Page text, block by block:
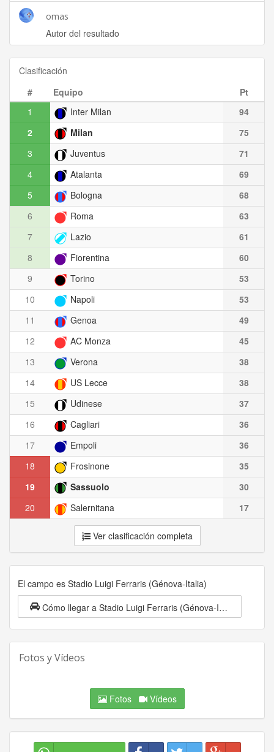
omas
Autor del resultado
Clasificación
#
Equipo
Pt
1
Inter Milan
94
2
Milan
75
3
Juventus
71
4
Atalanta
69
5
Bologna
68
6
Roma
63
7
Lazio
61
8
Fiorentina
60
9
Torino
53
10
Napoli
53
11
Genoa
49
12
AC Monza
45
13
Verona
38
14
US Lecce
38
15
Udinese
37
16
Cagliari
36
17
Empoli
36
18
Frosinone
35
19
Sassuolo
30
20
Salernitana 17
Ver clasificación completa
El campo es Stadio Luigi Ferraris (Génova-Italia)
Cómo llegar a Stadio Luigi Ferraris (Génova-Italia)
Fotos y Vídeos
Fotos Vídeos